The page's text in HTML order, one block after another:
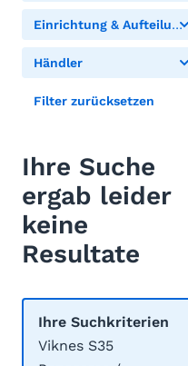
Einrichtung & Aufteilung
Händler
Filter zurücksetzen
Ihre Suche
ergab leider
keine
Resultate
Ihre Suchkriterien
Viknes S35